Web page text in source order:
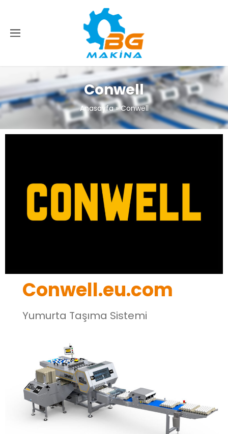
Conwell
Anasayfa»Conwell
Conwell.eu.com
Yumurta Taşıma Sistemi